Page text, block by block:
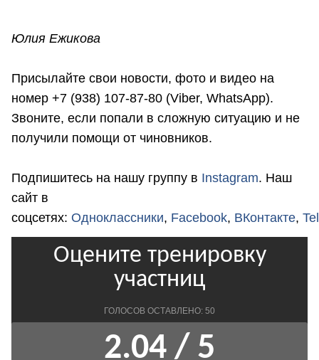
Юлия Ежикова
Присылайте свои новости, фото и видео на
номер +7 (938) 107-87-80 (Viber, WhatsApp).
Звоните, если попали в сложную ситуацию и не
получили помощи от чиновников.
Подпишитесь на нашу группу в Instagram. Наш
сайт в
соцсетях: Одноклассники, Facebook, ВКонтакте,